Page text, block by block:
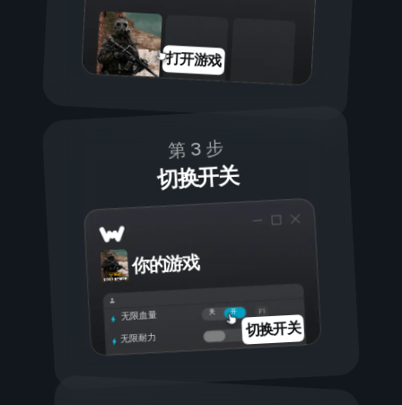
打开游戏
第 3 步
切换开关
你的游戏
开
关
无限血量
无限耐力
切换开关